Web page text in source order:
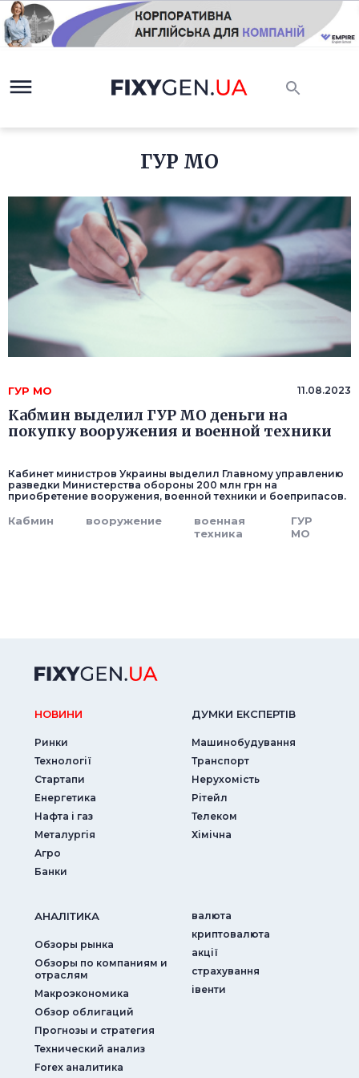
ГУР МО
ГУР МО 11.08.2023
Кабмин выделил ГУР МО деньги на
покупку вооружения и военной техники
Кабинет министров Украины выделил Главному управлению
разведки Министерства обороны 200 млн грн на
приобретение вооружения, военной техники и боеприпасов.
Кабмин вооружение
военная
техника
ГУР
МО
НОВИНИ
Ринки
Технології
Стартапи
Енергетика
Нафта і газ
Металургія
Агро
Банки
ДУМКИ ЕКСПЕРТIВ
Машинобудування
Транспорт
Нерухомість
Рітейл
Телеком
Хімічна
АНАЛIТИКА
Обзоры рынка
Обзоры по компаниям и
отраслям
Макроэкономика
Обзор облигаций
Прогнозы и стратегия
Технический анализ
Forex аналитика
валюта
криптовалюта
акції
страхування
iвенти